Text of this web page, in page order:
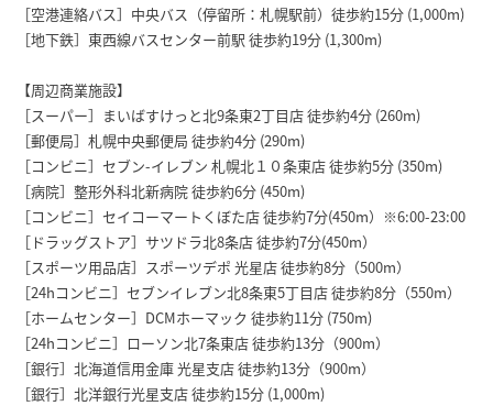
［空港連絡バス］中央バス（停留所：札幌駅前）徒歩約15分 (1,000m)
［地下鉄］東西線バスセンター前駅 徒歩約19分 (1,300m)
【周辺商業施設】
［スーパー］まいばすけっと北9条東2丁目店 徒歩約4分 (260m)
［郵便局］札幌中央郵便局 徒歩約4分 (290m)
［コンビニ］セブン-イレブン 札幌北１０条東店 徒歩約5分 (350m)
［病院］整形外科北新病院 徒歩約6分 (450m)
［コンビニ］セイコーマートくぼた店 徒歩約7分(450m）※6:00-23:00
［ドラッグストア］サツドラ北8条店 徒歩約7分(450m）
［スポーツ用品店］スポーツデポ 光星店 徒歩約8分（500m）
［24hコンビニ］セブンイレブン北8条東5丁目店 徒歩約8分（550m）
［ホームセンター］DCMホーマック 徒歩約11分 (750m)
［24hコンビニ］ローソン北7条東店 徒歩約13分（900m）
［銀行］北海道信用金庫 光星支店 徒歩約13分（900m）
［銀行］北洋銀行光星支店 徒歩約15分 (1,000m)